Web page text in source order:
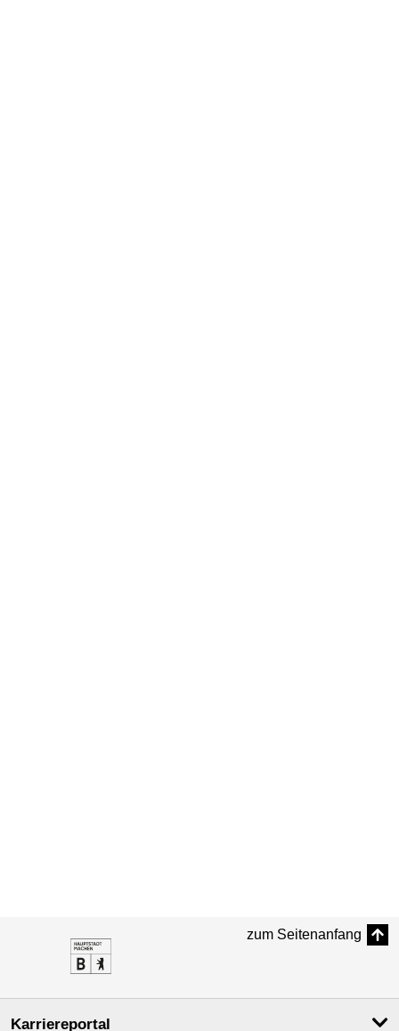
zum Seitenanfang
Karriereportal